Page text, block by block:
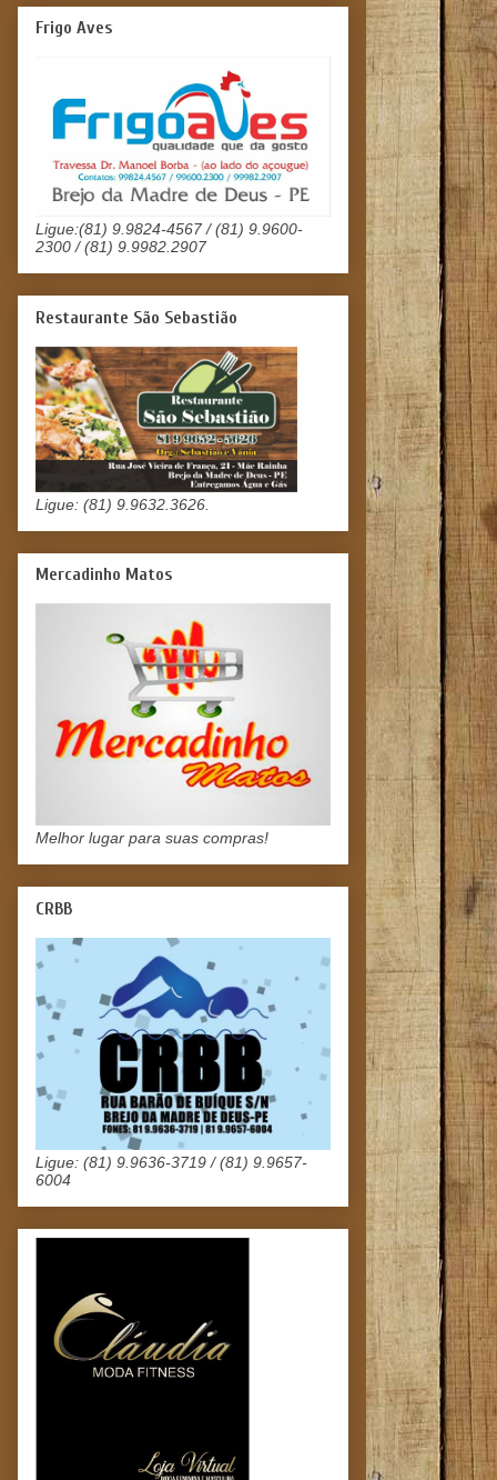
Frigo Aves
Ligue:(81) 9.9824-4567 / (81) 9.9600-
2300 / (81) 9.9982.2907
Restaurante São Sebastião
Ligue: (81) 9.9632.3626.
Mercadinho Matos
Melhor lugar para suas compras!
CRBB
Ligue: (81) 9.9636-3719 / (81) 9.9657-
6004